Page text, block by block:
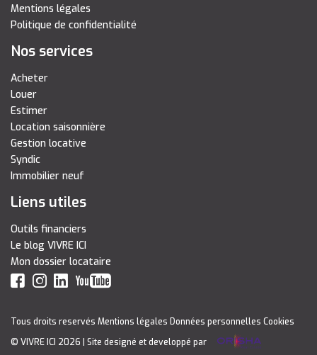
Mentions légales
Politique de confidentialité
Nos services
Acheter
Louer
Estimer
Location saisonnière
Gestion locative
Syndic
Immobilier neuf
Liens utiles
Outils financiers
Le blog VIVRE ICI
Mon dossier locataire
Tous droits reservés Mentions légales Données personnelles Cookies
© VIVRE ICI 2026
| Site designé et developpé par